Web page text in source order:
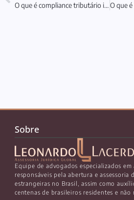
O que é compliance tributário internacional e sua importância
Sobre
Equipe de advogados especializados
responsáveis pela abertura e assessoria
estrangeiras no Brasil, assim como
centenas de brasileiros residentes e não